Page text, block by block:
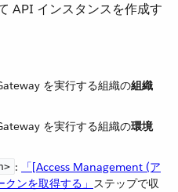
API インスタンスを作成す
を実行する組織の​組織
を実行する組織の​環境
​:
「[Access Management (ア
ンを取得する」 ​ステップで収